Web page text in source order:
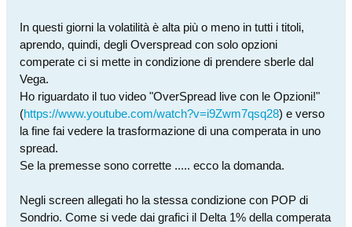
In questi giorni la volatilità è alta più o meno in tutti i titoli,
aprendo, quindi, degli Overspread con solo opzioni
comperate ci si mette in condizione di prendere sberle dal
Vega.
Ho riguardato il tuo video "OverSpread live con le Opzioni!"
(https://www.youtube.com/watch?v=i9Zwm7qsq28) e verso
la fine fai vedere la trasformazione di una comperata in uno
spread.
Se la premesse sono corrette ..... ecco la domanda.
Negli screen allegati ho la stessa condizione con POP di
Sondrio. Come si vede dai grafici il Delta 1% della comperata